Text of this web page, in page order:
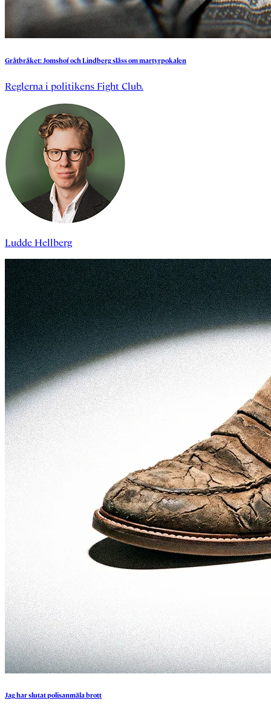
Gråtbråket:JomshofochLindbergslåssommartyrpokalen
Reglerna i politikens Fight Club.
Ludde Hellberg
Jagharslutatpolisanmälabrott